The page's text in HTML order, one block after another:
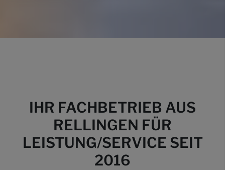
IHR FACHBETRIEB AUS
RELLINGEN FÜR
LEISTUNG/SERVICE SEIT
2016